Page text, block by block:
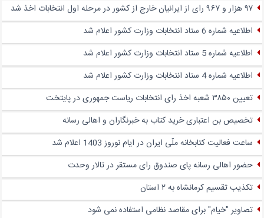
۹۷ هزار و ۹۶۷ رای از ایرانیان خارج از کشور در مرحله اول انتخابات اخذ شد
اطلاعیه شماره 6 ستاد انتخابات وزارت کشور اعلام شد
اطلاعیه شماره 5 ستاد انتخابات وزارت کشور اعلام شد
اطلاعیه شماره 4 ستاد انتخابات وزارت کشور اعلام شد
تعیین ۳۸۵۰ شعبه اخذ رای انتخابات ریاست جمهوری در پایتخت
تخصیص بن اعتباری خرید کتاب به خبرنگاران و اهالی رسانه
ساعت فعالیت کتابخانه ملّی ایران در ایام نوروز 1403 اعلام شد
حضور اهالی رسانه پای صندوق‌ رای مستقر در تالار وحدت
تکذیب تقسیم کرمانشاه به ۲ استان
تصاویر "خیام" برای مقاصد نظامی استفاده نمی شود